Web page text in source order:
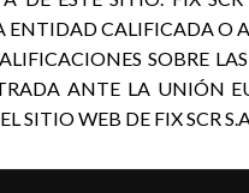
CALIFICADA O A
SOBRE
ANTE LA UNIÓN
SITIO WEB DE FIX SCR